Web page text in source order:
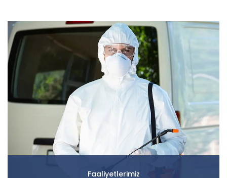
Faaliyetlerimiz